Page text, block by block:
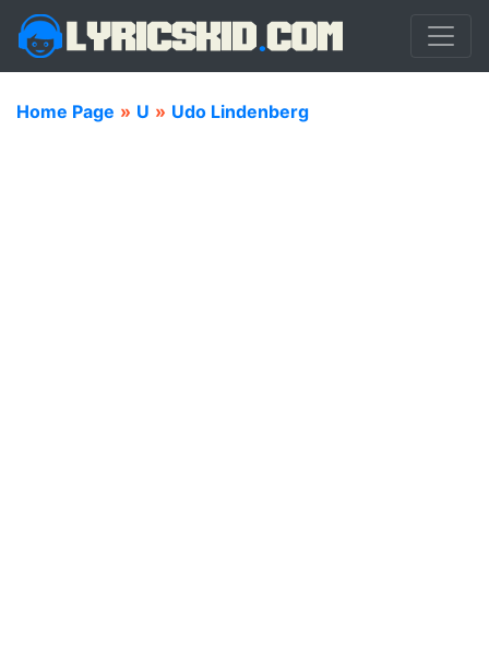
Home Page » U » Udo Lindenberg